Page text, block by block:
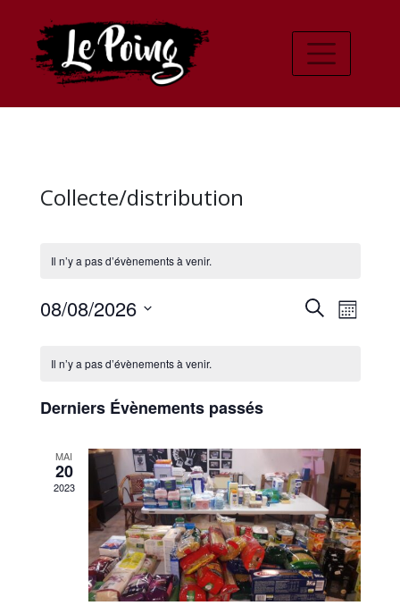
Collecte/distribution
Il n’y a pas d’évènements à venir.
vues
Recherche
Mois
08/08/2026
date.
Calendrier
Évènements
Il n’y a pas d’évènements à venir.
Derniers Évènements passés
MAI
20
2023